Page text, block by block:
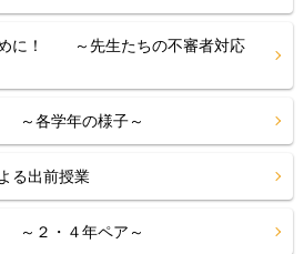
めに！ ～先生たちの不審者対応
～各学年の様子～
る出前授業
～２・４年ペア～